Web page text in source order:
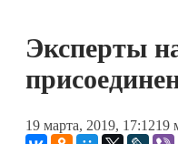
Книги
Эксперты
19 марта, 2019, 17:1219